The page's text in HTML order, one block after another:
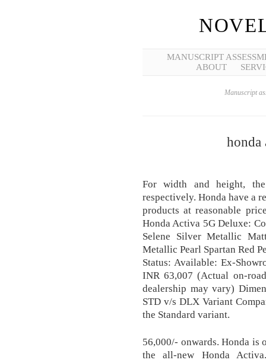
MANUSCRIPT
ABOUT
Manuscript
honda
For width and height,
respectively. Honda have a
products at reasonable
Honda Activa 5G Deluxe:
Selene Silver Metallic
Metallic Pearl Spartan Red
Status: Available: Ex-
INR 63,007 (Actual on-
dealership may vary)
STD v/s DLX Variant
the Standard variant.
56,000/- onwards. Honda
the all-new Honda